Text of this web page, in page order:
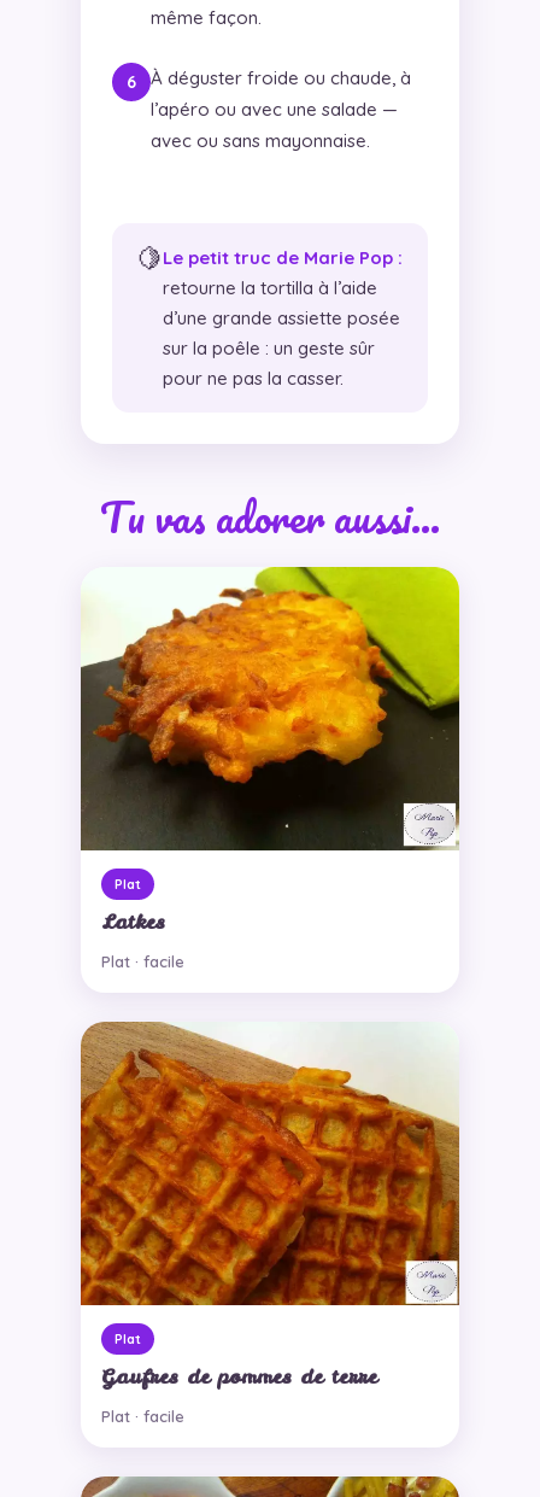
même façon.
À déguster froide ou chaude, à
l’apéro ou avec une salade —
avec ou sans mayonnaise.
🍋Le petit truc de Marie Pop :
retourne la tortilla à l’aide
d’une grande assiette posée
sur la poêle : un geste sûr
pour ne pas la casser.
Tu vas adorer aussi…
Plat
Latkes
Plat · facile
Plat
Gaufres de pommes de terre
Plat · facile